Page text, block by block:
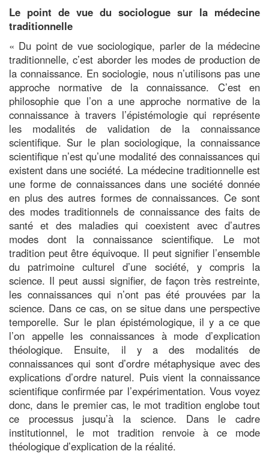
Le point de vue du sociologue sur la médecine
traditionnelle
« Du point de vue sociologique, parler de la médecine
traditionnelle, c’est aborder les modes de production de
la connaissance. En sociologie, nous n’utilisons pas une
approche normative de la connaissance. C’est en
philosophie que l’on a une approche normative de la
connaissance à travers l’épistémologie qui représente
les modalités de validation de la connaissance
scientifique. Sur le plan sociologique, la connaissance
scientifique n’est qu’une modalité des connaissances qui
existent dans une société. La médecine traditionnelle est
une forme de connaissances dans une société donnée
en plus des autres formes de connaissances. Ce sont
des modes traditionnels de connaissance des faits de
santé et des maladies qui coexistent avec d’autres
modes dont la connaissance scientifique. Le mot
tradition peut être équivoque. Il peut signifier l’ensemble
du patrimoine culturel d’une société, y compris la
science. Il peut aussi signifier, de façon très restreinte,
les connaissances qui n’ont pas été prouvées par la
science. Dans ce cas, on se situe dans une perspective
temporelle. Sur le plan épistémologique, il y a ce que
l’on appelle les connaissances à mode d’explication
théologique. Ensuite, il y a des modalités de
connaissances qui sont d’ordre métaphysique avec des
explications d’ordre naturel. Puis vient la connaissance
scientifique confirmée par l’expérimentation. Vous voyez
donc, dans le premier cas, le mot tradition englobe tout
ce processus jusqu’à la science. Dans le cadre
institutionnel, le mot tradition renvoie à ce mode
théologique d’explication de la réalité.